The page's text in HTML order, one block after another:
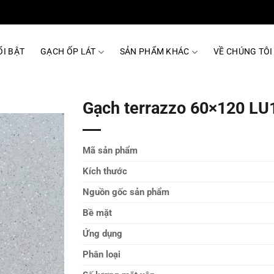
BẬT GẠCH ỐP LÁT SẢN PHẨM KHÁC VỀ CHÚNG TÔI
Gạch terrazzo 60×120
Mã sản phẩm
Kích thước
Nguồn gốc sản phẩm
Bề mặt
Ứng dụng
Phân loại